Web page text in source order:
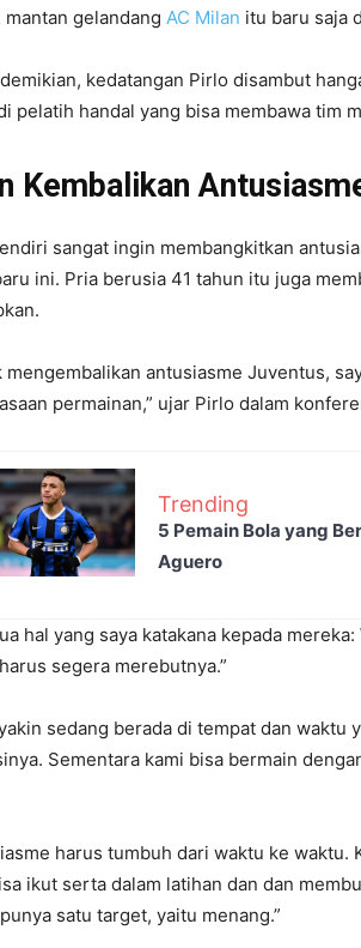
mantan gelandang AC Milan itu baru saja
kedatangan Pirlo disambut
pelatih handal yang bisa membawa tim
Kembalikan
sangat ingin membangkitkan
ini. Pria berusia 41 tahun itu juga
mengembalikan antusiasme Juventus,
permainan,” ujar Pirlo dalam
Trending
5 Pemain Bola yang
Aguero
hal yang saya katakana kepada
segera merebutnya.”
sedang berada di tempat dan
Sementara kami bisa bermain
harus tumbuh dari waktu ke
ikut serta dalam latihan dan dan
satu target, yaitu menang.”